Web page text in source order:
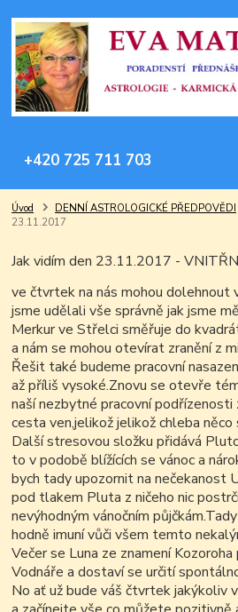
+420 725 711 703
Úvod DENNÍ ASTROLOGICKÉ PŘEDPOVĚDI
23.11.2017
Jak vidím den 23.11.2017 -
ve čtvrtek na nás mohou dolehnout
jsme udělali vše správně jak jsme
Merkur ve Střelci směřuje do
a nám se mohou otevírat zranění z
Řešit také budeme pracovní
až příliš vysoké.Znovu se otevře
naší nezbytné pracovní
cesta ven,jelikož jelikož chleba něco
Další stresovou složku přidává
to v podobě blížících se vánoc a
bych tady upozornit na nečekanost
pod tlakem Pluta z ničeho nic
nevýhodným vánočním
hodně imuní vůči všem temto
Večer se Luna ze znamení
Vodnáře a dostaví se určití
No ať už bude váš čtvrtek jakýkoliv